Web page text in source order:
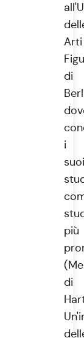
Arti
di
i
suoi
più
di